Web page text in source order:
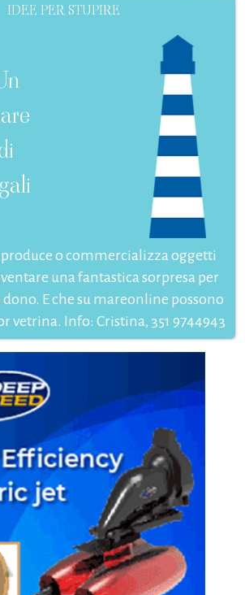
IDEE PER STUPIRE
o commercializza oggetti
una fantastica sorpresa per
E che su mareonline possono
vetrina. Info: Cristina, 351 9744943